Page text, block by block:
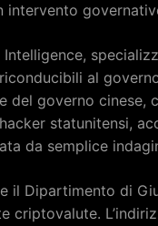
intervento
al
del governo cinese,
statunitensi,
da semplice
il Dipartimento di
criptovalute.